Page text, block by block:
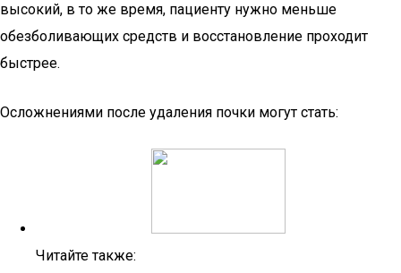
высокий, в то же время, пациенту нужно меньше
обезболивающих средств и восстановление проходит
быстрее.
Осложнениями после удаления почки могут стать:
Читайте также: